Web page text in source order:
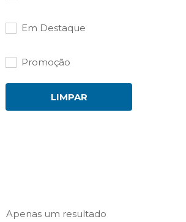
Em Destaque
Promoção
LIMPAR
Apenas um resultado